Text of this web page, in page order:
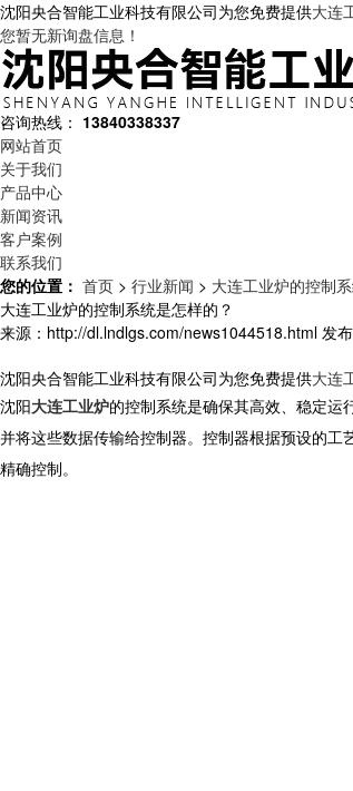
沈阳央合智能工业科技有限公司为您免费提供大连
您暂无新询盘信息！
咨询热线： 13840338337
网站首页
关于我们
产品中心
新闻资讯
客户案例
联系我们
您的位置： 首页 > 行业新闻 > 大连工业炉的控制
大连工业炉的控制系统是怎样的？
来源：http://dl.lndlgs.com/news1044518.html 发
沈阳央合智能工业科技有限公司为您免费提供大连
沈阳大连工业炉的控制系统是确保其高效、稳定运
并将这些数据传输给控制器。控制器根据预设的
精确控制。